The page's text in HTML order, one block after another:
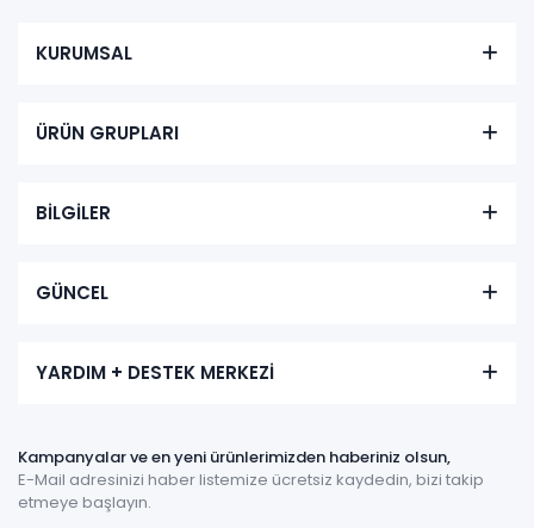
KURUMSAL
ÜRÜN GRUPLARI
BİLGİLER
GÜNCEL
YARDIM + DESTEK MERKEZİ
Kampanyalar ve en yeni ürünlerimizden haberiniz olsun,
E-Mail adresinizi haber listemize ücretsiz kaydedin, bizi takip
etmeye başlayın.